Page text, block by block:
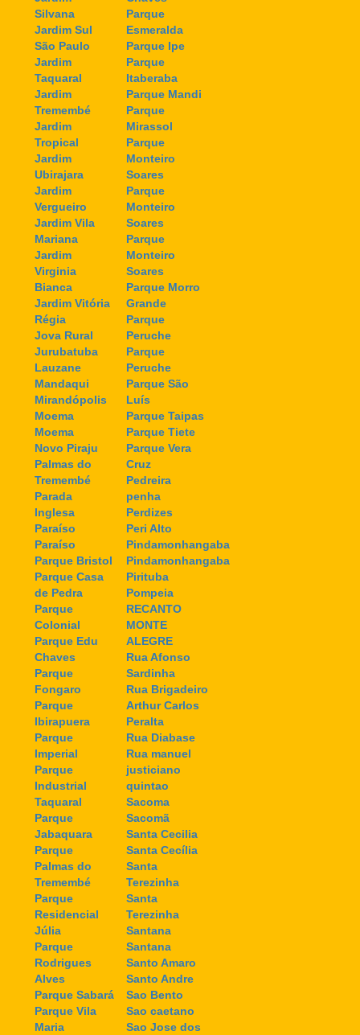
Silvana
Jardim Sul
São Paulo
Jardim
Taquaral
Jardim
Tremembé
Jardim
Tropical
Jardim
Ubirajara
Jardim
Vergueiro
Jardim Vila
Mariana
Jardim
Virginia
Bianca
Jardim Vitória
Régia
Jova Rural
Jurubatuba
Lauzane
Mandaqui
Mirandópolis
Moema
Moema
Novo Piraju
Palmas do
Tremembé
Parada
Inglesa
Paraíso
Paraíso
Parque Bristol
Parque Casa
de Pedra
Parque
Colonial
Parque Edu
Chaves
Parque
Fongaro
Parque
Ibirapuera
Parque
Imperial
Parque
Industrial
Taquaral
Parque
Jabaquara
Parque
Palmas do
Tremembé
Parque
Residencial
Júlia
Parque
Rodrigues
Alves
Parque Sabará
Parque Vila
Maria
Parque
Esmeralda
Parque Ipe
Parque
Itaberaba
Parque Mandi
Parque
Mirassol
Parque
Monteiro
Soares
Parque
Monteiro
Soares
Parque
Monteiro
Soares
Parque Morro
Grande
Parque
Peruche
Parque
Peruche
Parque São
Luís
Parque Taipas
Parque Tiete
Parque Vera
Cruz
Pedreira
penha
Perdizes
Peri Alto
Pindamonhangaba
Pindamonhangaba
Pirituba
Pompeia
RECANTO
MONTE
ALEGRE
Rua Afonso
Sardinha
Rua Brigadeiro
Arthur Carlos
Peralta
Rua Diabase
Rua manuel
justiciano
quintao
Sacoma
Sacomã
Santa Cecilia
Santa Cecília
Santa
Terezinha
Santa
Terezinha
Santana
Santana
Santo Amaro
Santo Andre
Sao Bento
Sao caetano
Sao Jose dos